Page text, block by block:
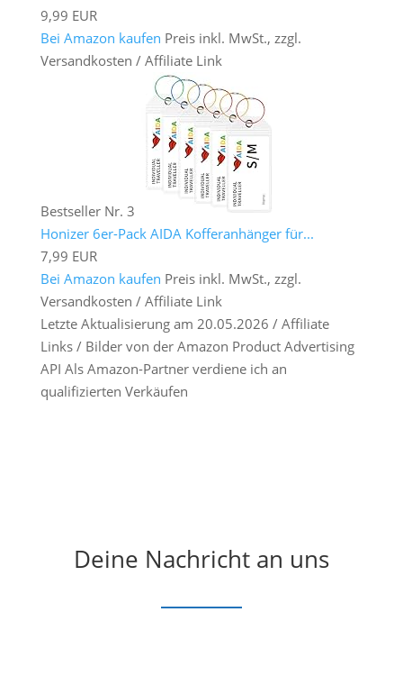
9,99 EUR
Bei Amazon kaufen Preis inkl. MwSt., zzgl.
Versandkosten / Affiliate Link
Bestseller Nr. 3
Honizer 6er-Pack AIDA Kofferanhänger für...
7,99 EUR
Bei Amazon kaufen Preis inkl. MwSt., zzgl.
Versandkosten / Affiliate Link
Letzte Aktualisierung am 20.05.2026 / Affiliate
Links / Bilder von der Amazon Product Advertising
API Als Amazon-Partner verdiene ich an
qualifizierten Verkäufen
Deine Nachricht an uns